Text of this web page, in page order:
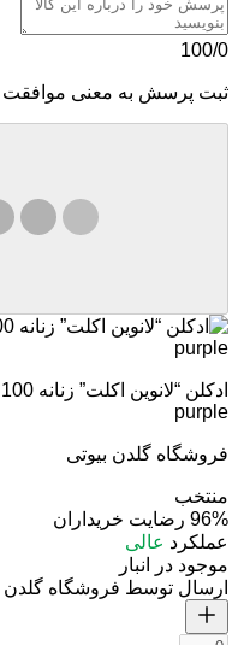
100/0
ثبت پرسش به معنی موافقت
purple
فروشگاه گلدن بیوتی
منتخب
96% رضایت خریداران
عملکرد عالی
موجود در انبار
ارسال توسط فروشگاه گلدن